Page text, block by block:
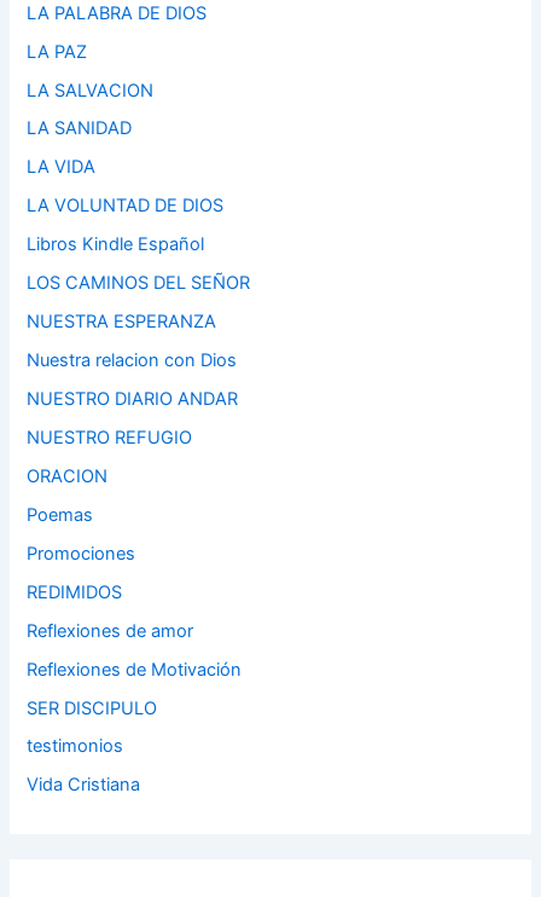
LA PALABRA DE DIOS
LA PAZ
LA SALVACION
LA SANIDAD
LA VIDA
LA VOLUNTAD DE DIOS
Libros Kindle Español
LOS CAMINOS DEL SEÑOR
NUESTRA ESPERANZA
Nuestra relacion con Dios
NUESTRO DIARIO ANDAR
NUESTRO REFUGIO
ORACION
Poemas
Promociones
REDIMIDOS
Reflexiones de amor
Reflexiones de Motivación
SER DISCIPULO
testimonios
Vida Cristiana